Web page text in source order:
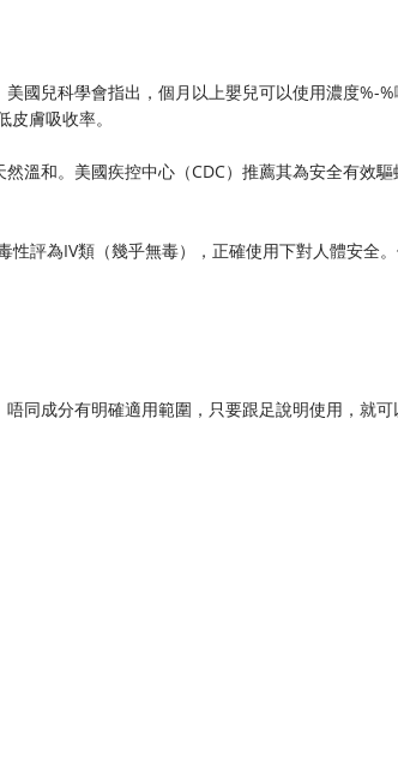
國兒科學會指出，個月以上嬰兒可以使用濃度%-
膚吸收率。
溫和。美國疾控中心（CDC）推薦其為安全有效驅
評為IV類（幾乎無毒），正確使用下對人體安全
唔同成分有明確適用範圍，只要跟足說明使用，就可